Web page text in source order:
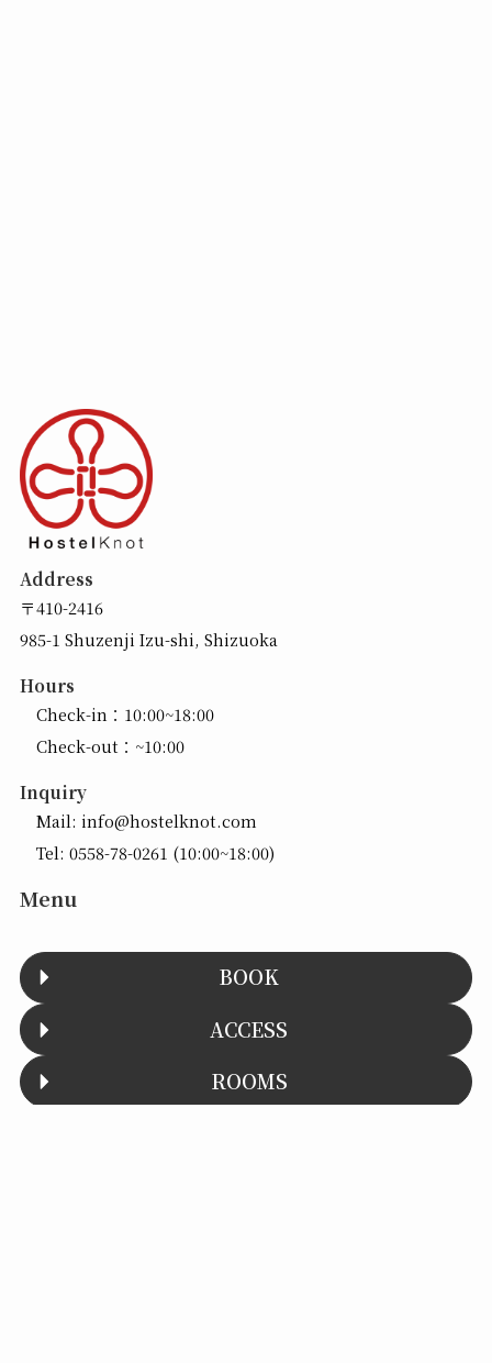
Address
〒410-2416
985-1 Shuzenji Izu-shi, Shizuoka
Hours
Check-in：10:00~18:00
Check-out：~10:00
Inquiry
Mail: info@hostelknot.com
Tel: 0558-78-0261 (10:00~18:00)
Menu
BOOK
ACCESS
ROOMS